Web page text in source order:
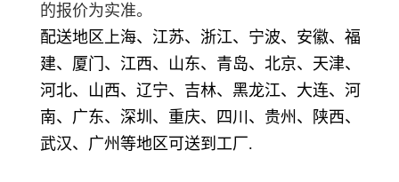
的报价为实准。
配送地区上海、江苏、浙江、宁波、安徽、福
建、厦门、江西、山东、青岛、北京、天津、
河北、山西、辽宁、吉林、黑龙江、大连、河
南、广东、深圳、重庆、四川、贵州、陕西、
武汉、广州等地区可送到工厂.